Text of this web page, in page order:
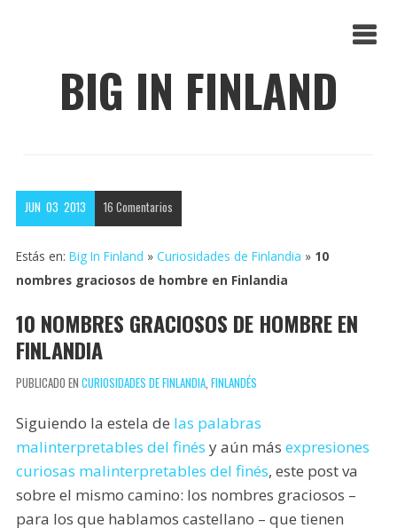
BIG IN FINLAND
JUN 03 2013 16 Comentarios
Estás en: Big In Finland » Curiosidades de Finlandia » 10
nombres graciosos de hombre en Finlandia
10 NOMBRES GRACIOSOS DE HOMBRE EN
FINLANDIA
PUBLICADO EN CURIOSIDADES DE FINLANDIA, FINLANDÉS
Siguiendo la estela de las palabras
malinterpretables del finés y aún más expresiones
curiosas malinterpretables del finés, este post va
sobre el mismo camino: los nombres graciosos –
para los que hablamos castellano – que tienen